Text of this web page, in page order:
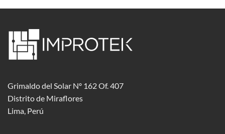
Grimaldo del Solar Nº 162 Of. 407
Distrito de Miraflores
Lima, Perú